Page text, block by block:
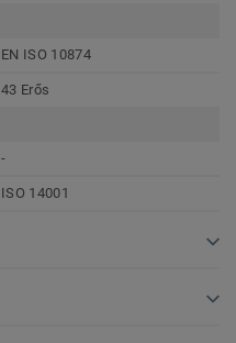
EN ISO 10874
43 Erős
-
ISO 14001